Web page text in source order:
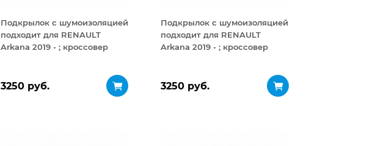
Подкрылок с шумоизоляцией
подходит для RENAULT
Arkana 2019 - ; кроссовер
3250 руб.
Подкрылок с шумоизоляцией
подходит для RENAULT
Arkana 2019 - ; кроссовер
3250 руб.